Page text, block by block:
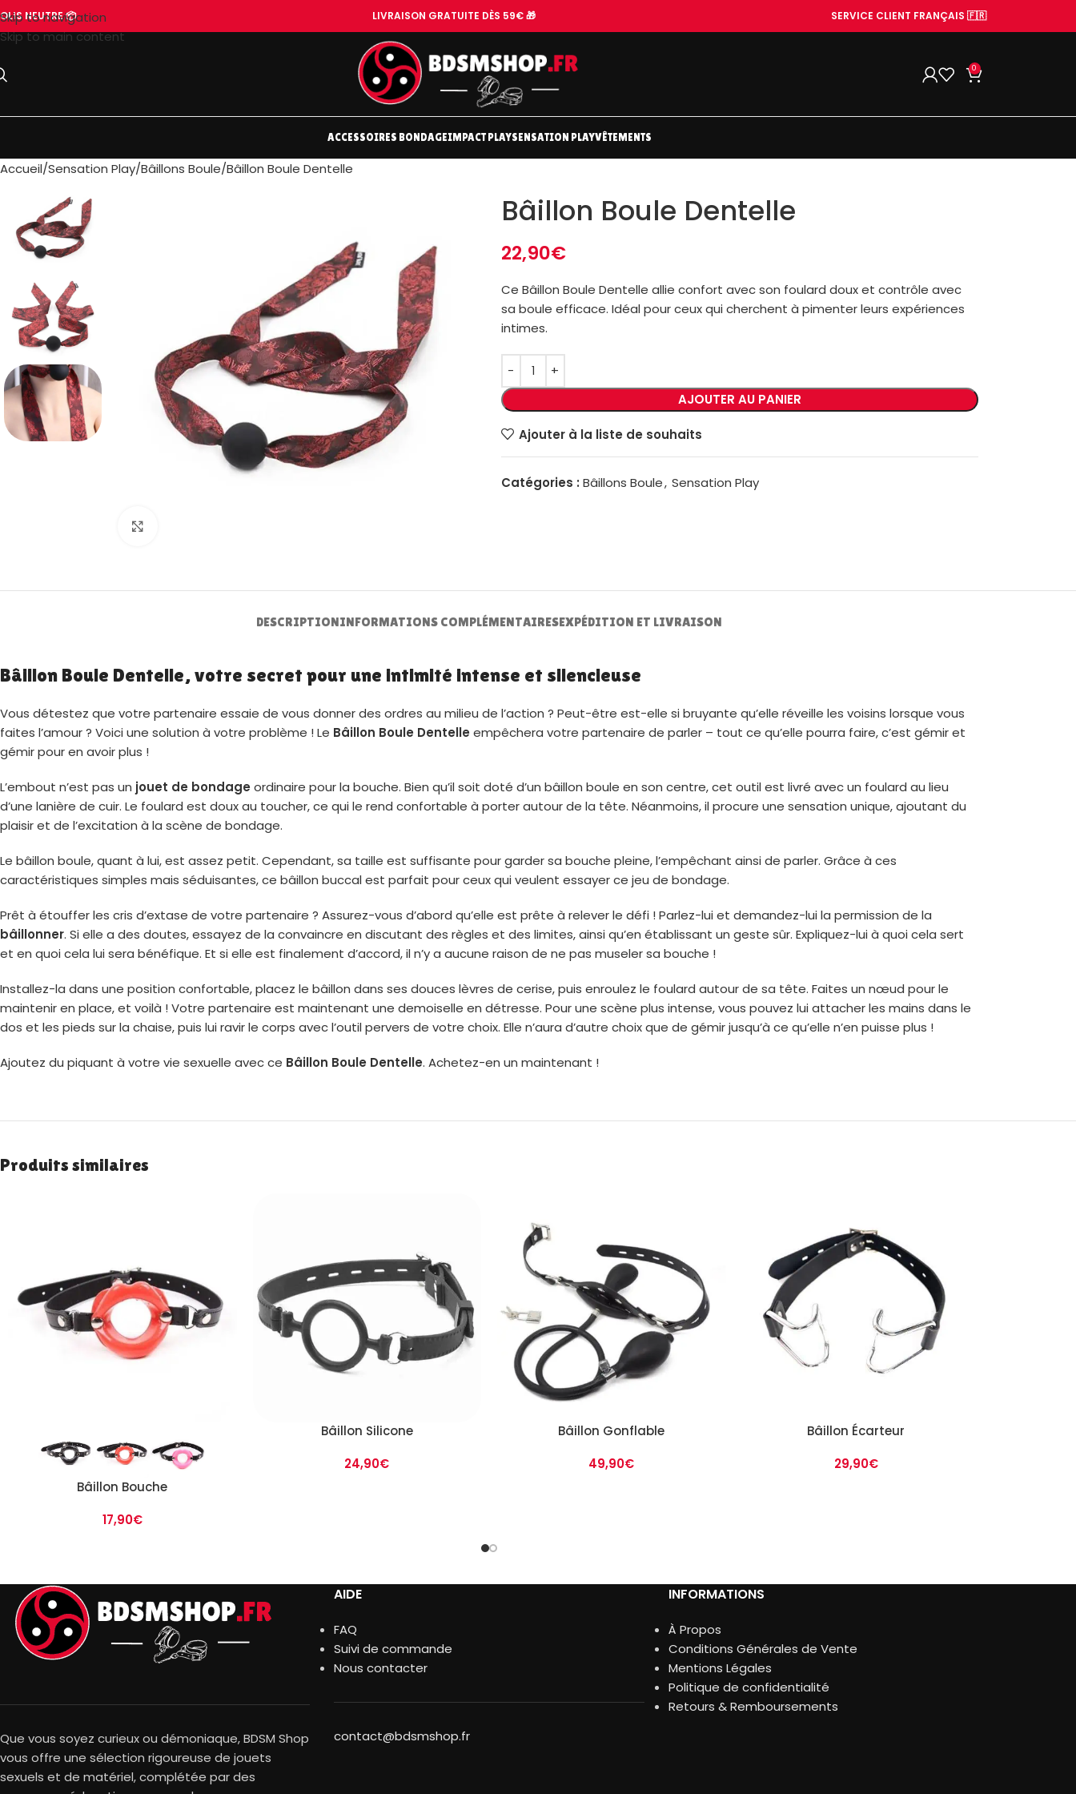
Skip to navigation
Skip to main content
NEUTRE 📦 LIVRAISON GRATUITE DÈS 59€ 🎁 SERVICE CLIENT FRANÇAIS 🇫🇷
0
ACCESSOIRES BONDAGEIMPACT PLAYSENSATION PLAYVÊTEMENTS
Accueil Sensation Play Bâillons Boule Bâillon Boule Dentelle
Bâillon Boule Dentelle
22,90€
Ce Bâillon Boule Dentelle allie confort avec son foulard doux et contrôle avec
sa boule efficace. Idéal pour ceux qui cherchent à pimenter leurs expériences
intimes.
AJOUTER AU PANIER
Ajouter à la liste de souhaits
Catégories : Bâillons Boule, Sensation Play
DESCRIPTIONINFORMATIONS COMPLÉMENTAIRESEXPÉDITION ET LIVRAISON
Bâillon Boule Dentelle, votre secret pour une intimité intense et silencieuse
Vous détestez que votre partenaire essaie de vous donner des ordres au milieu de l’action ? Peut-être est-elle si bruyante qu’elle réveille les voisins lorsque vous
faites l’amour ? Voici une solution à votre problème ! Le Bâillon Boule Dentelle empêchera votre partenaire de parler – tout ce qu’elle pourra faire, c’est gémir et
gémir pour en avoir plus !
L’embout n’est pas un jouet de bondage ordinaire pour la bouche. Bien qu’il soit doté d’un bâillon boule en son centre, cet outil est livré avec un foulard au lieu
d’une lanière de cuir. Le foulard est doux au toucher, ce qui le rend confortable à porter autour de la tête. Néanmoins, il procure une sensation unique, ajoutant du
plaisir et de l’excitation à la scène de bondage.
Le bâillon boule, quant à lui, est assez petit. Cependant, sa taille est suffisante pour garder sa bouche pleine, l’empêchant ainsi de parler. Grâce à ces
caractéristiques simples mais séduisantes, ce bâillon buccal est parfait pour ceux qui veulent essayer ce jeu de bondage.
Prêt à étouffer les cris d’extase de votre partenaire ? Assurez-vous d’abord qu’elle est prête à relever le défi ! Parlez-lui et demandez-lui la permission de la
bâillonner. Si elle a des doutes, essayez de la convaincre en discutant des règles et des limites, ainsi qu’en établissant un geste sûr. Expliquez-lui à quoi cela sert
et en quoi cela lui sera bénéfique. Et si elle est finalement d’accord, il n’y a aucune raison de ne pas museler sa bouche !
Installez-la dans une position confortable, placez le bâillon dans ses douces lèvres de cerise, puis enroulez le foulard autour de sa tête. Faites un nœud pour le
maintenir en place, et voilà ! Votre partenaire est maintenant une demoiselle en détresse. Pour une scène plus intense, vous pouvez lui attacher les mains dans le
dos et les pieds sur la chaise, puis lui ravir le corps avec l’outil pervers de votre choix. Elle n’aura d’autre choix que de gémir jusqu’à ce qu’elle n’en puisse plus !
Ajoutez du piquant à votre vie sexuelle avec ce Bâillon Boule Dentelle. Achetez-en un maintenant !
Produits similaires
Bâillon Bouche
17,90€
Bâillon Silicone
24,90€
Bâillon Gonflable
49,90€
Bâillon Écarteur
29,90€
Que vous soyez curieux ou démoniaque, BDSM Shop
vous offre une sélection rigoureuse de jouets
sexuels et de matériel, complétée par des
AIDE
FAQ
Suivi de commande
Nous contacter
contact@bdsmshop.fr
INFORMATIONS
À Propos
Conditions Générales de Vente
Mentions Légales
Politique de confidentialité
Retours & Remboursements